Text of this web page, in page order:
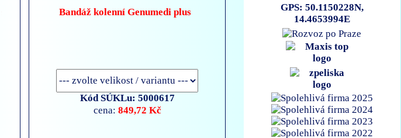
Bandáž kolenní Genumedi plus
Kód SÚKLu: 5000617
cena: 849,72 Kč
GPS: 50.1150228N,
14.4653994E